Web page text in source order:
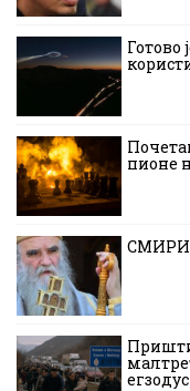
Готово
пионе
СМИРИ
егзодус